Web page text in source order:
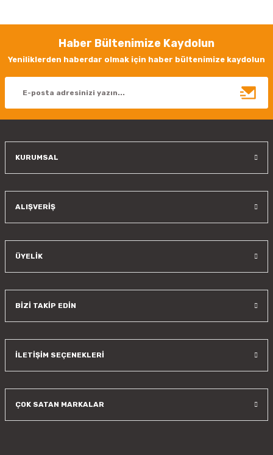
Görüş ve önerileriniz için teşekkür ederiz.
Ürün resmi kalitesiz, bozuk veya görüntülenemiyor.
Ürün bilgilerinde hatalar bulunuyor.
Haber Bültenimize Kaydolun
Yeniliklerden haberdar olmak için haber bültenimize kaydolun
KURUMSAL
ALIŞVERİŞ
ÜYELİK
BİZİ TAKİP EDİN
İLETİŞİM SEÇENEKLERİ
ÇOK SATAN MARKALAR